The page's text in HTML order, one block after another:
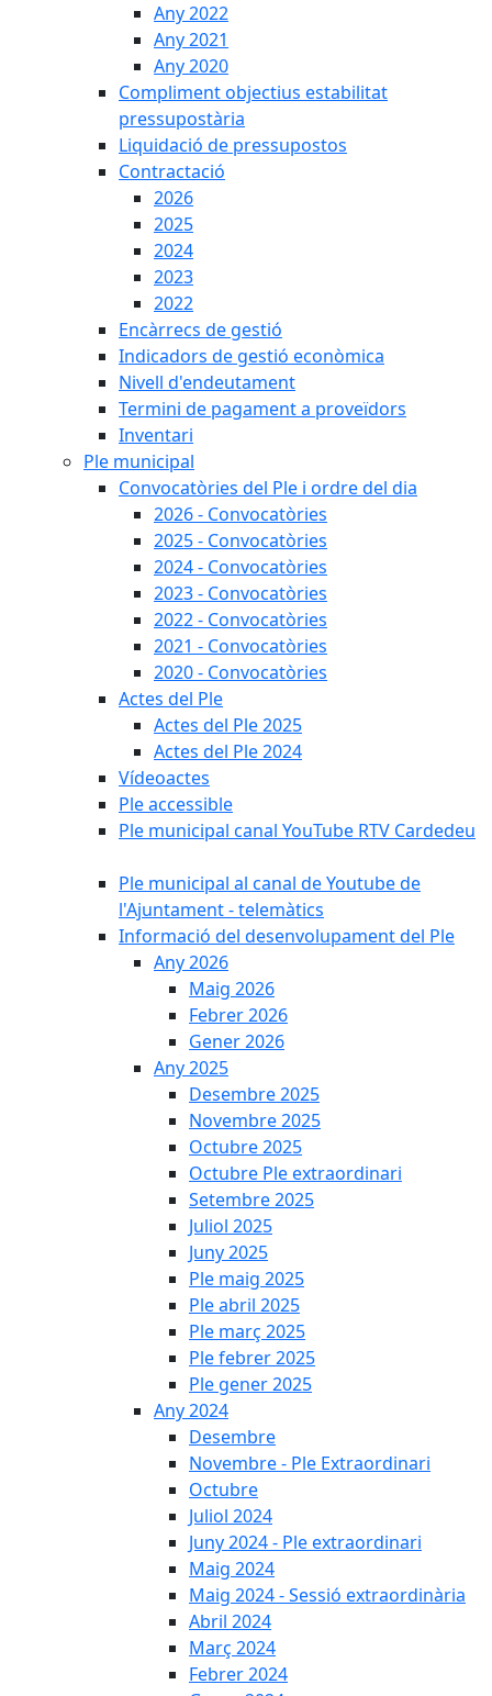
Any 2022
Any 2021
Any 2020
Compliment objectius estabilitat
pressupostària
Liquidació de pressupostos
Contractació
2026
2025
2024
2023
2022
Encàrrecs de gestió
Indicadors de gestió econòmica
Nivell d'endeutament
Termini de pagament a proveïdors
Inventari
Ple municipal
Convocatòries del Ple i ordre del dia
2026 - Convocatòries
2025 - Convocatòries
2024 - Convocatòries
2023 - Convocatòries
2022 - Convocatòries
2021 - Convocatòries
2020 - Convocatòries
Actes del Ple
Actes del Ple 2025
Actes del Ple 2024
Vídeoactes
Ple accessible
Ple municipal canal YouTube RTV Cardedeu
Ple municipal al canal de Youtube de
l'Ajuntament - telemàtics
Informació del desenvolupament del Ple
Any 2026
Maig 2026
Febrer 2026
Gener 2026
Any 2025
Desembre 2025
Novembre 2025
Octubre 2025
Octubre Ple extraordinari
Setembre 2025
Juliol 2025
Juny 2025
Ple maig 2025
Ple abril 2025
Ple març 2025
Ple febrer 2025
Ple gener 2025
Any 2024
Desembre
Novembre - Ple Extraordinari
Octubre
Juliol 2024
Juny 2024 - Ple extraordinari
Maig 2024
Maig 2024 - Sessió extraordinària
Abril 2024
Març 2024
Febrer 2024